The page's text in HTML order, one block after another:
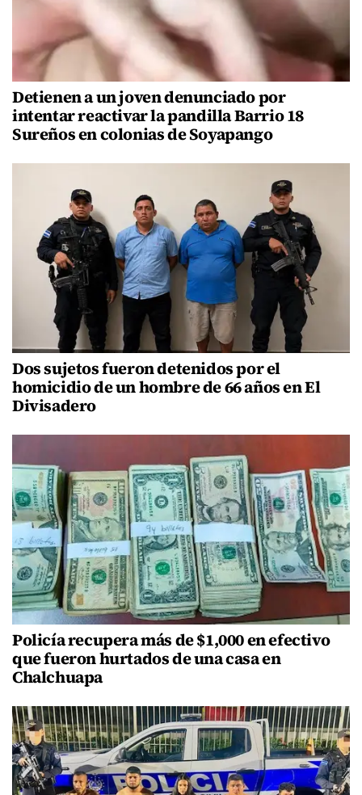
Detienen a un joven denunciado por
intentar reactivar la pandilla Barrio 18
Sureños en colonias de Soyapango
Dos sujetos fueron detenidos por el
homicidio de un hombre de 66 años en El
Divisadero
Policía recupera más de $1,000 en efectivo
que fueron hurtados de una casa en
Chalchuapa